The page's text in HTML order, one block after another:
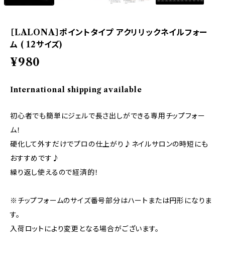
［LALONA］ポイントタイプ アクリリックネイルフォー
ム ( 12サイズ)
¥980
International shipping available
初心者でも簡単にジェルで長さ出しができる専用チップフォー
ム！
硬化して外すだけでプロの仕上がり♪ネイルサロンの時短にも
おすすめです♪
繰り返し使えるので経済的！
※チップフォームのサイズ番号部分はハートまたは円形になりま
す。
入荷ロットにより変更となる場合がございます。